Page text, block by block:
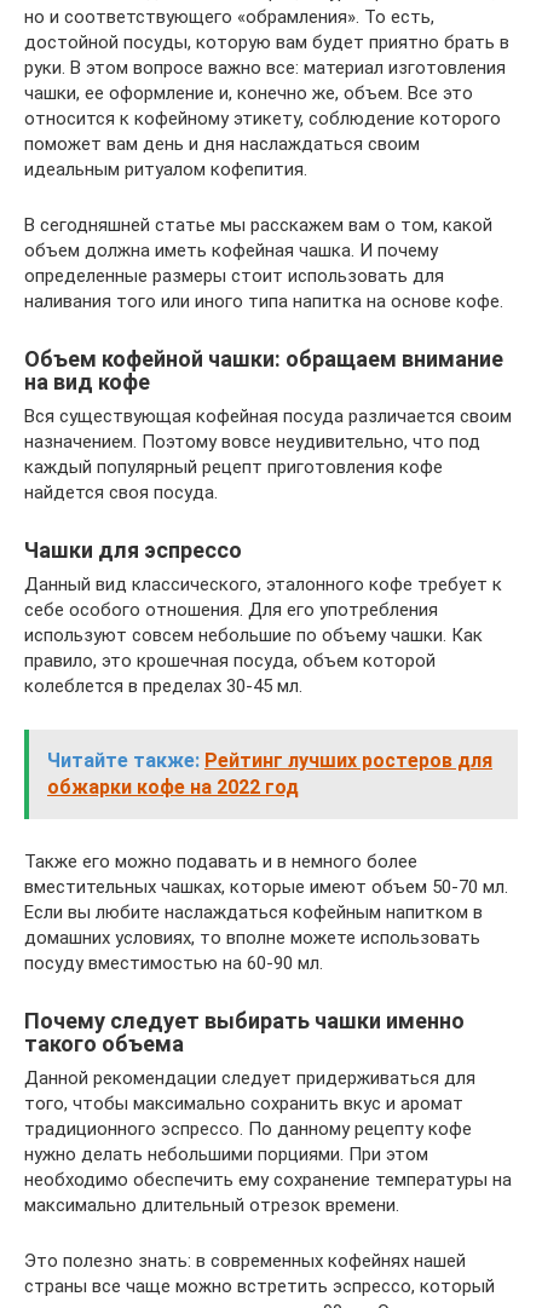
но и соответствующего «обрамления». То есть,
достойной посуды, которую вам будет приятно брать в
руки. В этом вопросе важно все: материал изготовления
чашки, ее оформление и, конечно же, объем. Все это
относится к кофейному этикету, соблюдение которого
поможет вам день и дня наслаждаться своим
идеальным ритуалом кофепития.
В сегодняшней статье мы расскажем вам о том, какой
объем должна иметь кофейная чашка. И почему
определенные размеры стоит использовать для
наливания того или иного типа напитка на основе кофе.
Объем кофейной чашки: обращаем внимание
на вид кофе
Вся существующая кофейная посуда различается своим
назначением. Поэтому вовсе неудивительно, что под
каждый популярный рецепт приготовления кофе
найдется своя посуда.
Чашки для эспрессо
Данный вид классического, эталонного кофе требует к
себе особого отношения. Для его употребления
используют совсем небольшие по объему чашки. Как
правило, это крошечная посуда, объем которой
колеблется в пределах 30-45 мл.
Читайте также: Рейтинг лучших ростеров для
обжарки кофе на 2022 год
Также его можно подавать и в немного более
вместительных чашках, которые имеют объем 50-70 мл.
Если вы любите наслаждаться кофейным напитком в
домашних условиях, то вполне можете использовать
посуду вместимостью на 60-90 мл.
Почему следует выбирать чашки именно
такого объема
Данной рекомендации следует придерживаться для
того, чтобы максимально сохранить вкус и аромат
традиционного эспрессо. По данному рецепту кофе
нужно делать небольшими порциями. При этом
необходимо обеспечить ему сохранение температуры на
максимально длительный отрезок времени.
Это полезно знать: в современных кофейнях нашей
страны все чаще можно встретить эспрессо, который